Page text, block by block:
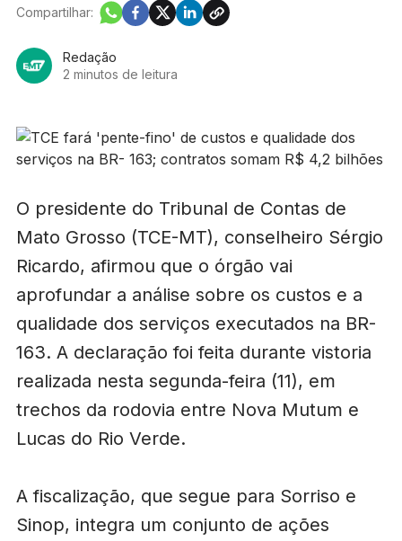
Redação
2 minutos de leitura
Compartilhar:
O presidente do Tribunal de Contas de
Mato Grosso (TCE-MT), conselheiro Sérgio
Ricardo, afirmou que o órgão vai
aprofundar a análise sobre os custos e a
qualidade dos serviços executados na BR-
163. A declaração foi feita durante vistoria
realizada nesta segunda-feira (11), em
trechos da rodovia entre Nova Mutum e
Lucas do Rio Verde.
A fiscalização, que segue para Sorriso e
Sinop, integra um conjunto de ações